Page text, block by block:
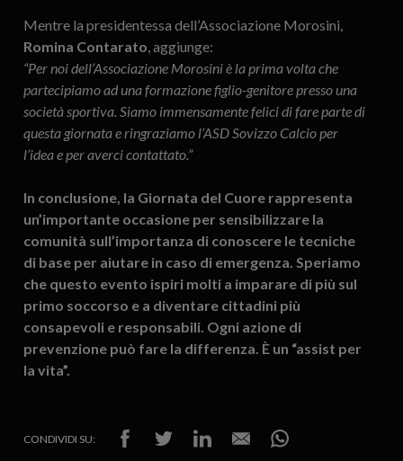
Mentre la presidentessa dell’Associazione Morosini,
Romina Contarato, aggiunge:
“Per noi dell’Associazione Morosini è la prima volta che
partecipiamo ad una formazione figlio-genitore presso una
società sportiva. Siamo immensamente felici di fare parte di
questa giornata e ringraziamo l’ASD Sovizzo Calcio per
l’idea e per averci contattato.”
In conclusione, la Giornata del Cuore rappresenta
un’importante occasione per sensibilizzare la
comunità sull’importanza di conoscere le tecniche
di base per aiutare in caso di emergenza. Speriamo
che questo evento ispiri molti a imparare di più sul
primo soccorso e a diventare cittadini più
consapevoli e responsabili. Ogni azione di
prevenzione può fare la differenza. È un “assist per
la vita”.
CONDIVIDI SU: